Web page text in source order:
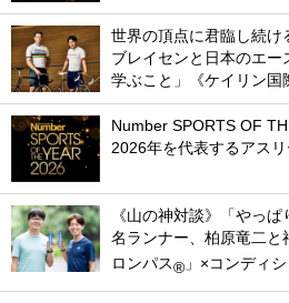
世界の頂点に君臨し続け
ブレイセンと日本のエー
学ぶこと」《ケイリン国
Number SPORTS OF
2026年を代表するアス
《山の神対談》「やっ
名ランナー、柏原竜二と
ロンパス® 」×コンディ